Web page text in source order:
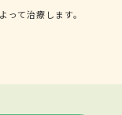
て治療します。